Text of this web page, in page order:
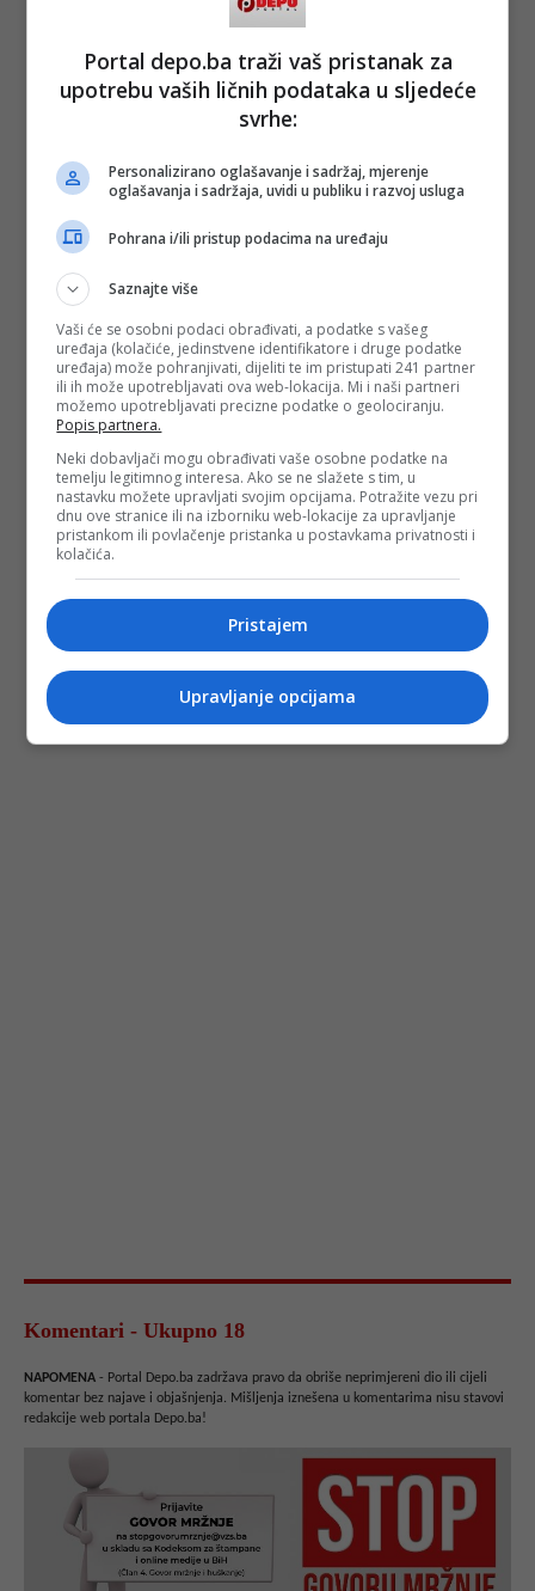
Komentari - Ukupno 18
NAPOMENA - Portal Depo.ba zadržava pravo da obriše neprimjereni dio ili cijeli
komentar bez najave i objašnjenja. Mišljenja iznešena u komentarima nisu stavovi
redakcije web portala Depo.ba!
Portal depo.ba traži vaš pristanak za
upotrebu vaših ličnih podataka u sljedeće
svrhe:
Personalizirano oglašavanje i sadržaj, mjerenje
oglašavanja i sadržaja, uvidi u publiku i razvoj usluga
Pohrana i/ili pristup podacima na uređaju
Saznajte više
Vaši će se osobni podaci obrađivati, a podatke s vašeg
uređaja (kolačiće, jedinstvene identifikatore i druge podatke
uređaja) može pohranjivati, dijeliti te im pristupati 241 partner
ili ih može upotrebljavati ova web-lokacija. Mi i naši partneri
možemo upotrebljavati precizne podatke o geolociranju.
Popis partnera.
Neki dobavljači mogu obrađivati vaše osobne podatke na
temelju legitimnog interesa. Ako se ne slažete s tim, u
nastavku možete upravljati svojim opcijama. Potražite vezu pri
dnu ove stranice ili na izborniku web-lokacije za upravljanje
pristankom ili povlačenje pristanka u postavkama privatnosti i
kolačića.
Pristajem
Upravljanje opcijama